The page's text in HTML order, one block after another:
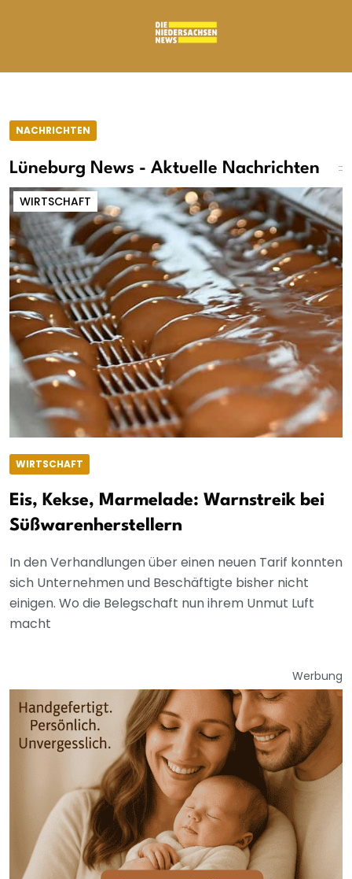
NACHRICHTEN
Lüneburg News - Aktuelle Nachrichten
WIRTSCHAFT
WIRTSCHAFT
Eis, Kekse, Marmelade: Warnstreik bei
Süßwarenherstellern
In den Verhandlungen über einen neuen Tarif konnten
sich Unternehmen und Beschäftigte bisher nicht
einigen. Wo die Belegschaft nun ihrem Unmut Luft
macht
Werbung